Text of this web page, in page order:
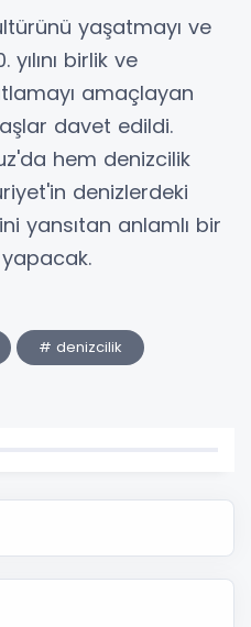
yaşatmayı ve
yılını birlik ve
amaçlayan
davet edildi.
hem denizcilik
denizlerdeki
yansıtan anlamlı bir
# denizcilik